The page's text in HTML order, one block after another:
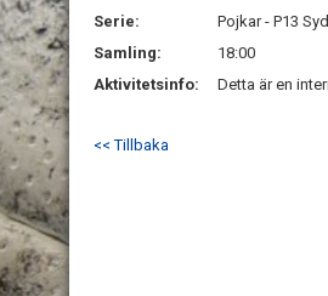
Serie:
Pojkar - P13 Syd
Samling:
18:00
Aktivitetsinfo:
Detta är en
<< Tillbaka